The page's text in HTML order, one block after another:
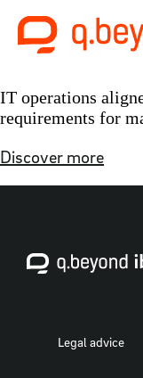
IT operations
requirements for
Discover more
Legal advice